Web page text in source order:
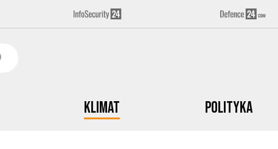
Klimat Polityka